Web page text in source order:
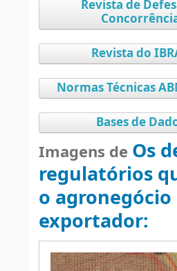
Revista de
Revista do
Normas Técnicas
Bases de
Imagens de Os
regulatórios
o agronegócio
exportador: